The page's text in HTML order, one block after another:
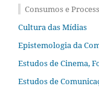
Consumos e
Cultura das Mídias
Epistemologia da
Estudos de Cinema,
Estudos de